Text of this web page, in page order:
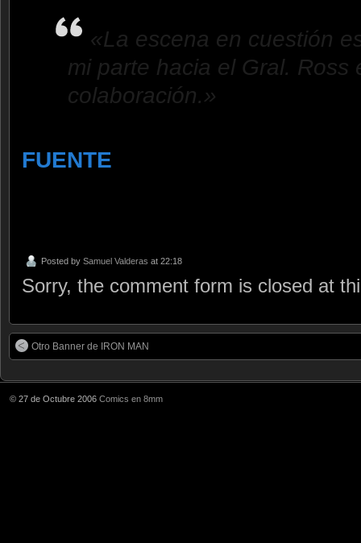
«La escena en cuestión
mi parte hacia el Gral. Ross
colaboración.»
FUENTE
Posted by Samuel Valderas at 22:18
Sorry, the comment form is closed at
Otro Banner de IRON MAN
© 27 de Octubre 2006 Comics en 8mm